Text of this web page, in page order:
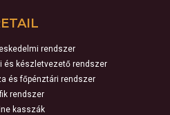
rendszer
és készletvezető rendszer
és főpénztári rendszer
rendszer
kasszák